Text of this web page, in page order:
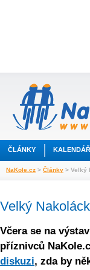
ČLÁNKY
NaKole.cz > Články > Velký
Velký
Včera se na
příznivců
diskuzi, zda by